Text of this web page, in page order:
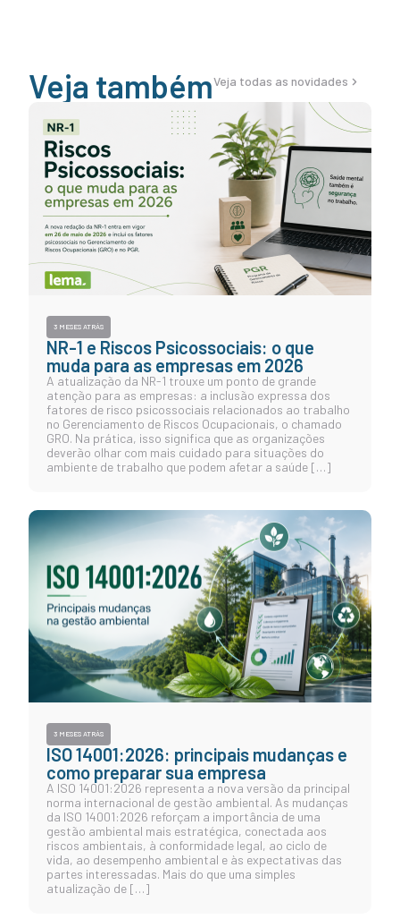
Veja tambémVeja todas as novidades
3 MESES ATRÁS
NR-1 e Riscos Psicossociais: o que
muda para as empresas em 2026
A atualização da NR-1 trouxe um ponto de grande
atenção para as empresas: a inclusão expressa dos
fatores de risco psicossociais relacionados ao trabalho
no Gerenciamento de Riscos Ocupacionais, o chamado
GRO. Na prática, isso significa que as organizações
deverão olhar com mais cuidado para situações do
ambiente de trabalho que podem afetar a saúde […]
3 MESES ATRÁS
ISO 14001:2026: principais mudanças e
como preparar sua empresa
A ISO 14001:2026 representa a nova versão da principal
norma internacional de gestão ambiental. As mudanças
da ISO 14001:2026 reforçam a importância de uma
gestão ambiental mais estratégica, conectada aos
riscos ambientais, à conformidade legal, ao ciclo de
vida, ao desempenho ambiental e às expectativas das
partes interessadas. Mais do que uma simples
atualização de […]